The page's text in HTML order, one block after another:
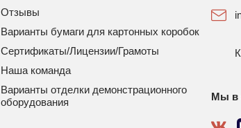
Отзывы
Варианты бумаги для картонных коробок
Сертификаты/Лицензии/Грамоты
Наша команда
Варианты отделки демонстрационного
оборудования
Мы в